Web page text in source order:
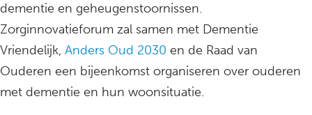
dementie en geheugenstoornissen.
Zorginnovatieforum zal samen met Dementie
Vriendelijk, Anders Oud 2030 en de Raad van
Ouderen een bijeenkomst organiseren over ouderen
met dementie en hun woonsituatie.